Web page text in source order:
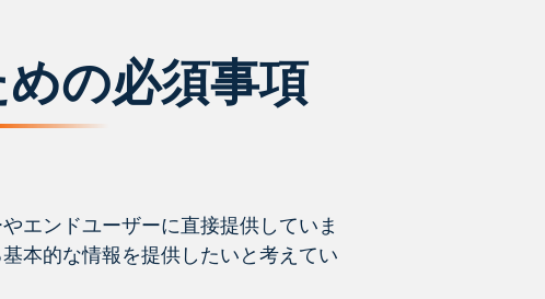
の必須事項
エンドユーザーに直接提供していま
本的な情報を提供したいと考えてい